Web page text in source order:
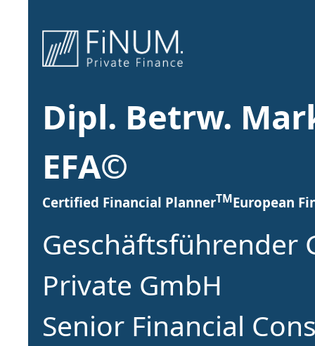
Dipl. Betrw.
EFA©
Certified Financial PlannerTMEuropean
Geschäftsführender
Private GmbH
Senior Financial